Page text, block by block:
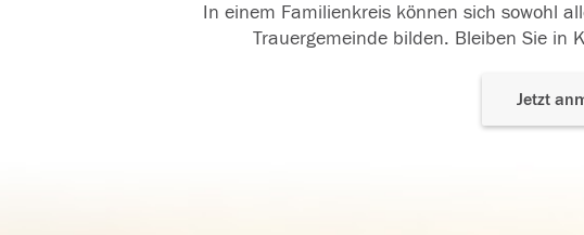
In einem Familienkreis können sich sowohl
Trauergemeinde bilden. Bleiben Sie
Jetzt